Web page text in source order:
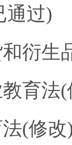
通过)
和衍生
育法
(修改